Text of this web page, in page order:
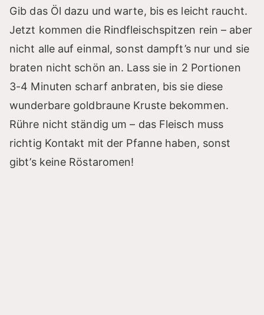
Gib das Öl dazu und warte, bis es leicht raucht.
Jetzt kommen die Rindfleischspitzen rein – aber
nicht alle auf einmal, sonst dampft’s nur und sie
braten nicht schön an. Lass sie in 2 Portionen
3-4 Minuten scharf anbraten, bis sie diese
wunderbare goldbraune Kruste bekommen.
Rühre nicht ständig um – das Fleisch muss
richtig Kontakt mit der Pfanne haben, sonst
gibt’s keine Röstaromen!